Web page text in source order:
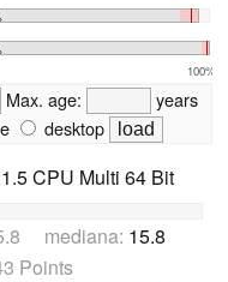
100%
Max. age:
years
desktop
CPU Multi 64 Bit
mediana: 15.8
Points